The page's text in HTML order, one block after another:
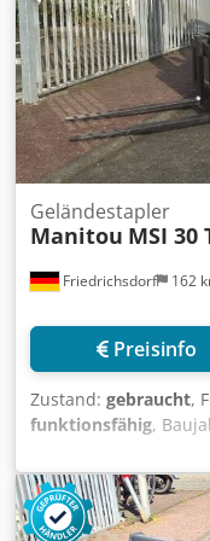
Friedrichsdorf 162
Geländestapler
Manitou MSI 30
Preisinfo
Zustand: gebraucht,
funktionsfähig,
,
mm, Kraftstofftyp:
2.755 mm, Leistung:
1.260 mm,